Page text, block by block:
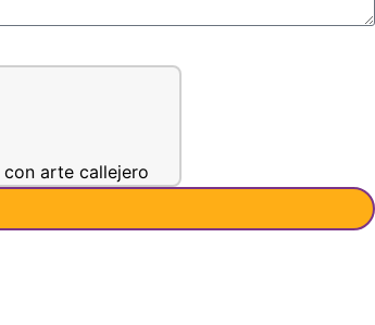
arte callejero